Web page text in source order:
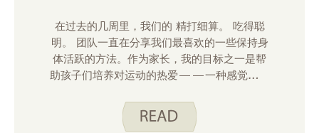
在过去的几周里，我们的 精打细算。 吃得聪
明。 团队一直在分享我们最喜欢的一些保持身
体活跃的方法。作为家长，我的目标之一是帮
助孩子们培养对运动的热爱——一种感觉有趣
客中分享的，找到能让你身体动起来 、 带来
快乐的活动，是保持动力的关键。